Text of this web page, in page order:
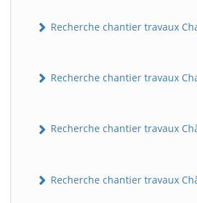
Recherche chantier travaux
Recherche chantier travaux
Recherche chantier travaux
Recherche chantier travaux